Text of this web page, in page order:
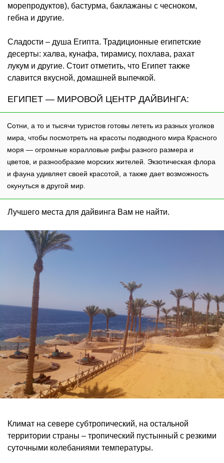
морепродуктов), бастурма, баклажаны с чесноком,
гебна и другие.
Сладости – душа Египта. Традиционные египетские
десерты: халва, кунафа, тирамису, похлава, рахат
лукум и другие. Стоит отметить, что Египет также
славится вкусной, домашней выпечкой.
ЕГИПЕТ — МИРОВОЙ ЦЕНТР ДАЙВИНГА:
Сотни, а то и тысячи туристов готовы лететь из разных уголков
мира, чтобы посмотреть на красоты подводного мира Красного
моря — огромные коралловые рифы разного размера и
цветов, и разнообразие морских жителей. Экзотическая флора
и фауна удивляет своей красотой, а также дает возможность
окунуться в другой мир.
Лучшего места для дайвинга Вам не найти.
Климат на севере субтропический, на остальной
территории страны – тропический пустынный с резкими
суточными колебаниями температуры.